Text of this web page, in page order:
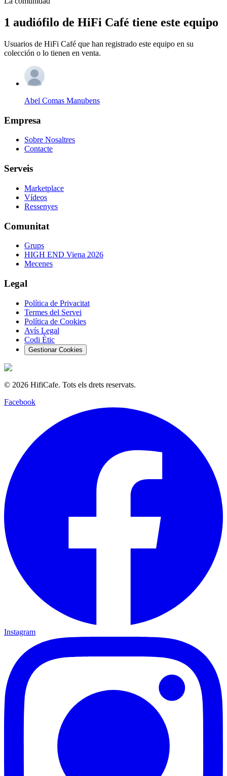
1 audiófilo de HiFi Café tiene este equipo
Usuarios de HiFi Café que han registrado este equipo en su
colección o lo tienen en venta.
Abel Comas Manubens
Empresa
Sobre Nosaltres
Contacte
Serveis
Marketplace
Vídeos
Ressenyes
Comunitat
Grups
HIGH END Viena 2026
Mecenes
Legal
Política de Privacitat
Termes del Servei
Política de Cookies
Avís Legal
Codi Ètic
Gestionar Cookies
© 2026 HifiCafe. Tots els drets reservats.
Facebook
Instagram